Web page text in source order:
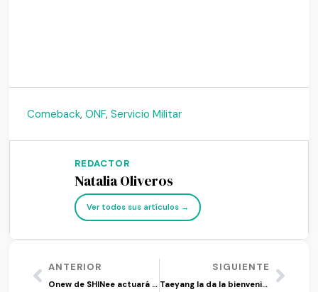
Comeback,ONF,Servicio Militar
REDACTOR
Natalia Oliveros
Ver todos sus artículos →
ANTERIOR
Onew de SHINee actuará en corto de terror
SIGUIENTE
Taeyang la da la bienvenida a su primer bebé